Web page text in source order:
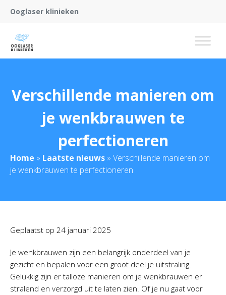
Ooglaser klinieken
Verschillende manieren om
je wenkbrauwen te
perfectioneren
Home » Laatste nieuws » Verschillende manieren om
je wenkbrauwen te perfectioneren
Geplaatst op 24 januari 2025
Je wenkbrauwen zijn een belangrijk onderdeel van je
gezicht en bepalen voor een groot deel je uitstraling.
Gelukkig zijn er talloze manieren om je wenkbrauwen er
stralend en verzorgd uit te laten zien. Of je nu gaat voor